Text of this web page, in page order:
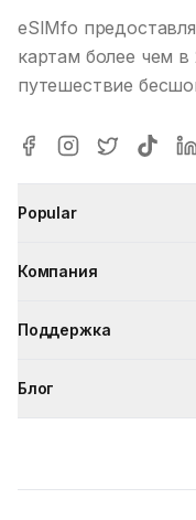
eSIMfo
картам более чем
путешествие
Popular
Компания
Поддержка
Блог